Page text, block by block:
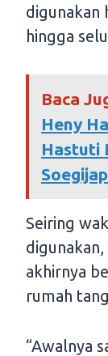
digunakan
hingga
Baca
Heny
Hastuti
Seiring
akhirnya
rumah
“Awalnya